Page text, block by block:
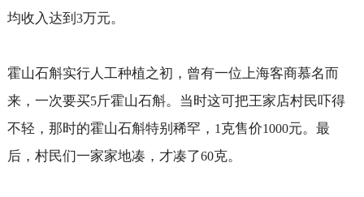
均收入达到 3万元。
霍山石斛实行人工种植之初，曾有一位上海客商慕名而
来，一次要买5斤霍山石斛。当时这可把王家店村民吓得
不轻，那时的霍山石斛特别稀罕， 1克售价1000元。最
后，村民们一家家地凑，才凑了60克。